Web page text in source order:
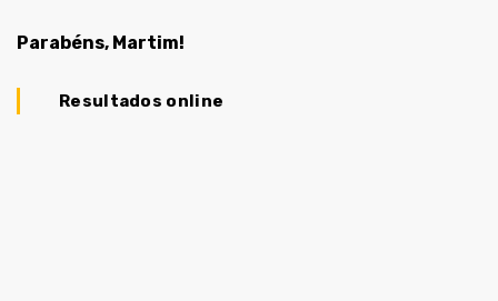
Parabéns, Martim!
Resultados online